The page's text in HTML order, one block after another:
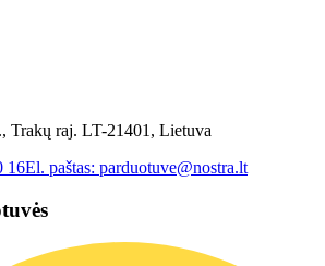
Trakų raj. LT-21401, Lietuva
16El. paštas: parduotuve@nostra.lt